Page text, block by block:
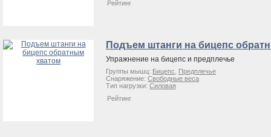
Рейтинг
Подъем штанги на бицепс
Упражнение на бицепс и предплечье
Группы мышц: Бицепс
Предплечье
Снаряжение: Свободные веса
Тип нагрузки: Силовая
Рейтинг